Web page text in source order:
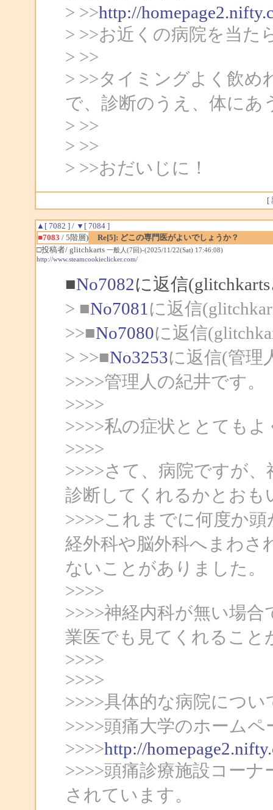
> >>http://
> >>お近くの病院を当た
> >>
> >>タイミングよく飲め
で、診断のうえ、体にあ
> >>
> >>
> >>おだいじに！
[
▲[ 7082 ]/ ▼[ 7084 ]
■7083 / 5階層)
Re[5]: どこの専門医がよいでしょうか？
□投稿者/ glitchkarts 一般人(7回)-(2025/11/22(Sat) 17:46:08)
http://www.steamcookieclicker.com/
■No7082に返信
> ■No7081 に返信
>>■No7080に返信
> >>■No3253に返信(管理
>>>>管理人の紀井です。
>>>>
>>>>私の症状ととても
>>>>
>>>>さて、病院ですが
診断してくれるかとおも
>>>>これまでに何度か
経外科や脳外科へまわさ
ないことがありました。
>>>>
>>>>神経内科が無い場
業医でも見てくれること
>>>>
>>>>
>>>>具体的な病院につい
>>>>頭痛大学のホームペ
>>>>http://
>>>>頭痛診療施設コー
されています。